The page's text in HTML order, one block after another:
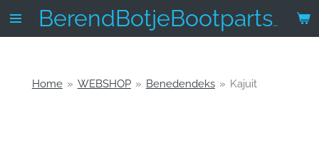
Ga
BerendBotjeBootparts.nl
Home » WEBSHOP » Benedendeks » Kajuit